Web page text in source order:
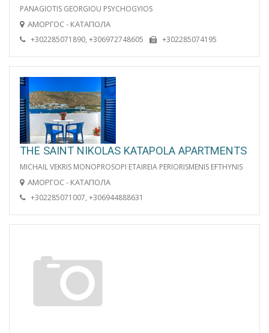
PANAGIOTIS GEORGIOU PSYCHOGYIOS
АМОРГОС - КАТАПОЛА
+302285071890, +306972748605 +302285074195
THE SAINT NIKOLAS KATAPOLA APARTMENTS
MICHAIL VEKRIS MONOPROSOPI ETAIREIA PERIORISMENIS EFTHYNIS
АМОРГОС - КАТАПОЛА
+302285071007, +306944888631